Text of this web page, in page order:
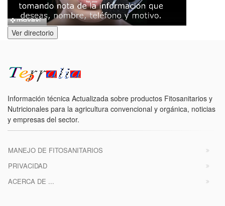
Ver directorio
Información técnica Actualizada sobre productos Fitosanitarios y
Nutricionales para la agricultura convencional y orgánica, noticias
y empresas del sector.
MANEJO DE FITOSANITARIOS
PRIVACIDAD
ACERCA DE ...